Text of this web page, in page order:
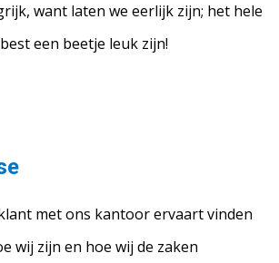
want laten we eerlijk zijn; het hele
een beetje leuk zijn!
met ons kantoor ervaart vinden
wij zijn en hoe wij de zaken